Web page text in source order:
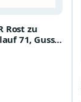
Rost zu
71, Guss,
mm 714947